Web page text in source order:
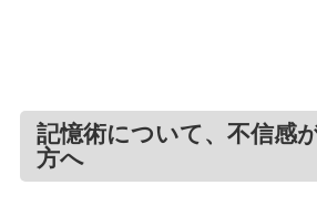
記憶術について、不信感
方へ